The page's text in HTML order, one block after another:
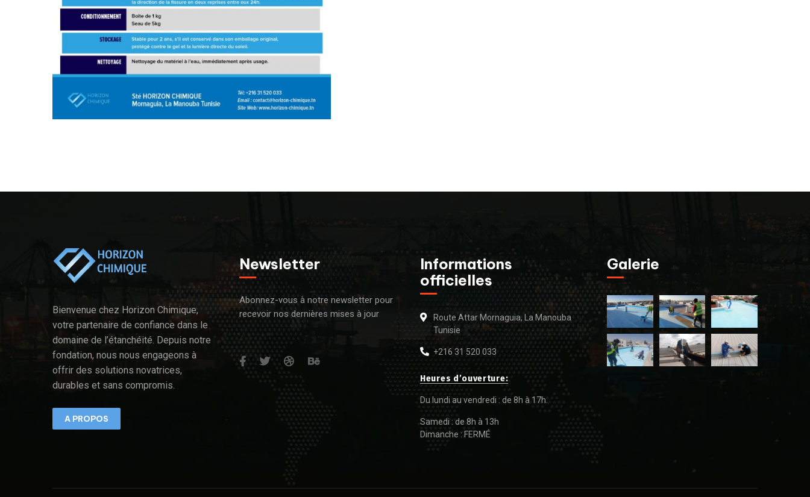
Bienvenue chez Horizon Chimique,
votre partenaire de confiance dans le
domaine de l’étanchéité. Depuis notre
fondation, nous nous engageons à
offrir des solutions novatrices,
durables et sans compromis.
A PROPOS
Newsletter
Abonnez-vous à notre newsletter pour
recevoir nos dernières mises à jour
Informations
officielles
Route Attar Mornaguia, La Manouba
Tunisie
+216 31 520 033
Heures d’ouverture:
Du lundi au vendredi : de 8h à 17h.
Samedi : de 8h à 13h
Dimanche : FERMÉ
Galerie